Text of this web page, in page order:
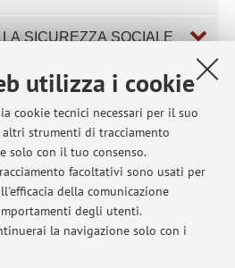
utilizza i cookie
cookie tecnici necessari per il suo
strumenti di tracciamento
solo con il tuo consenso.
facoltativi sono usati per
della comunicazione
degli utenti.
la navigazione solo con i
90492 - DIRITTO DELLA SICUREZZA SOCIALE
SICUREZZA SOCIALE
SICUREZZA SOCIALE
(C.I.)
SICUREZZA SOCIALE